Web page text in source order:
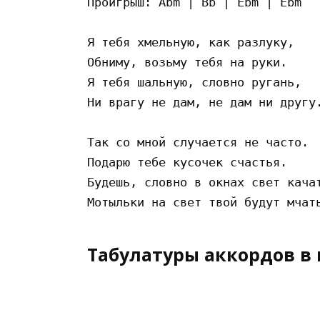
Я тебя хмельную, как разлуку,
Обниму, возьму тебя на руки.
Я тебя шальную, словно ругань,
Ни врагу не дам, не дам ни другу.
Так со мной случается не часто.
Подарю тебе кусочек счастья.
Будешь, словно в окнах свет
Табулатуры аккордов в